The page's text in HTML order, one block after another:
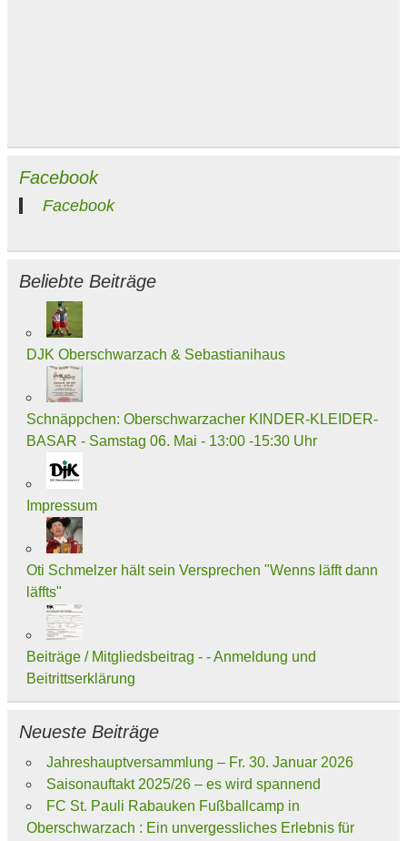
Facebook
Facebook
Beliebte Beiträge
DJK Oberschwarzach & Sebastianihaus
Schnäppchen: Oberschwarzacher KINDER-KLEIDER-
BASAR - Samstag 06. Mai - 13:00 -15:30 Uhr
Impressum
Oti Schmelzer hält sein Versprechen "Wenns läfft dann
läffts"
Beiträge / Mitgliedsbeitrag - - Anmeldung und
Beitrittserklärung
Neueste Beiträge
Jahreshauptversammlung – Fr. 30. Januar 2026
Saisonauftakt 2025/26 – es wird spannend
FC St. Pauli Rabauken Fußballcamp in
Oberschwarzach : Ein unvergessliches Erlebnis für